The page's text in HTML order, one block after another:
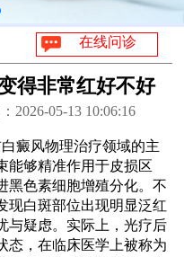
在线问诊
得非常红好不好
2026-05-13 10:06:16
癜风物理治疗领域的主
能够精准作用于皮损区
黑色素细胞增殖分化。不
现白斑部位出现明显泛红
与疑虑。实际上，光疗后
态，在临床医学上被称为